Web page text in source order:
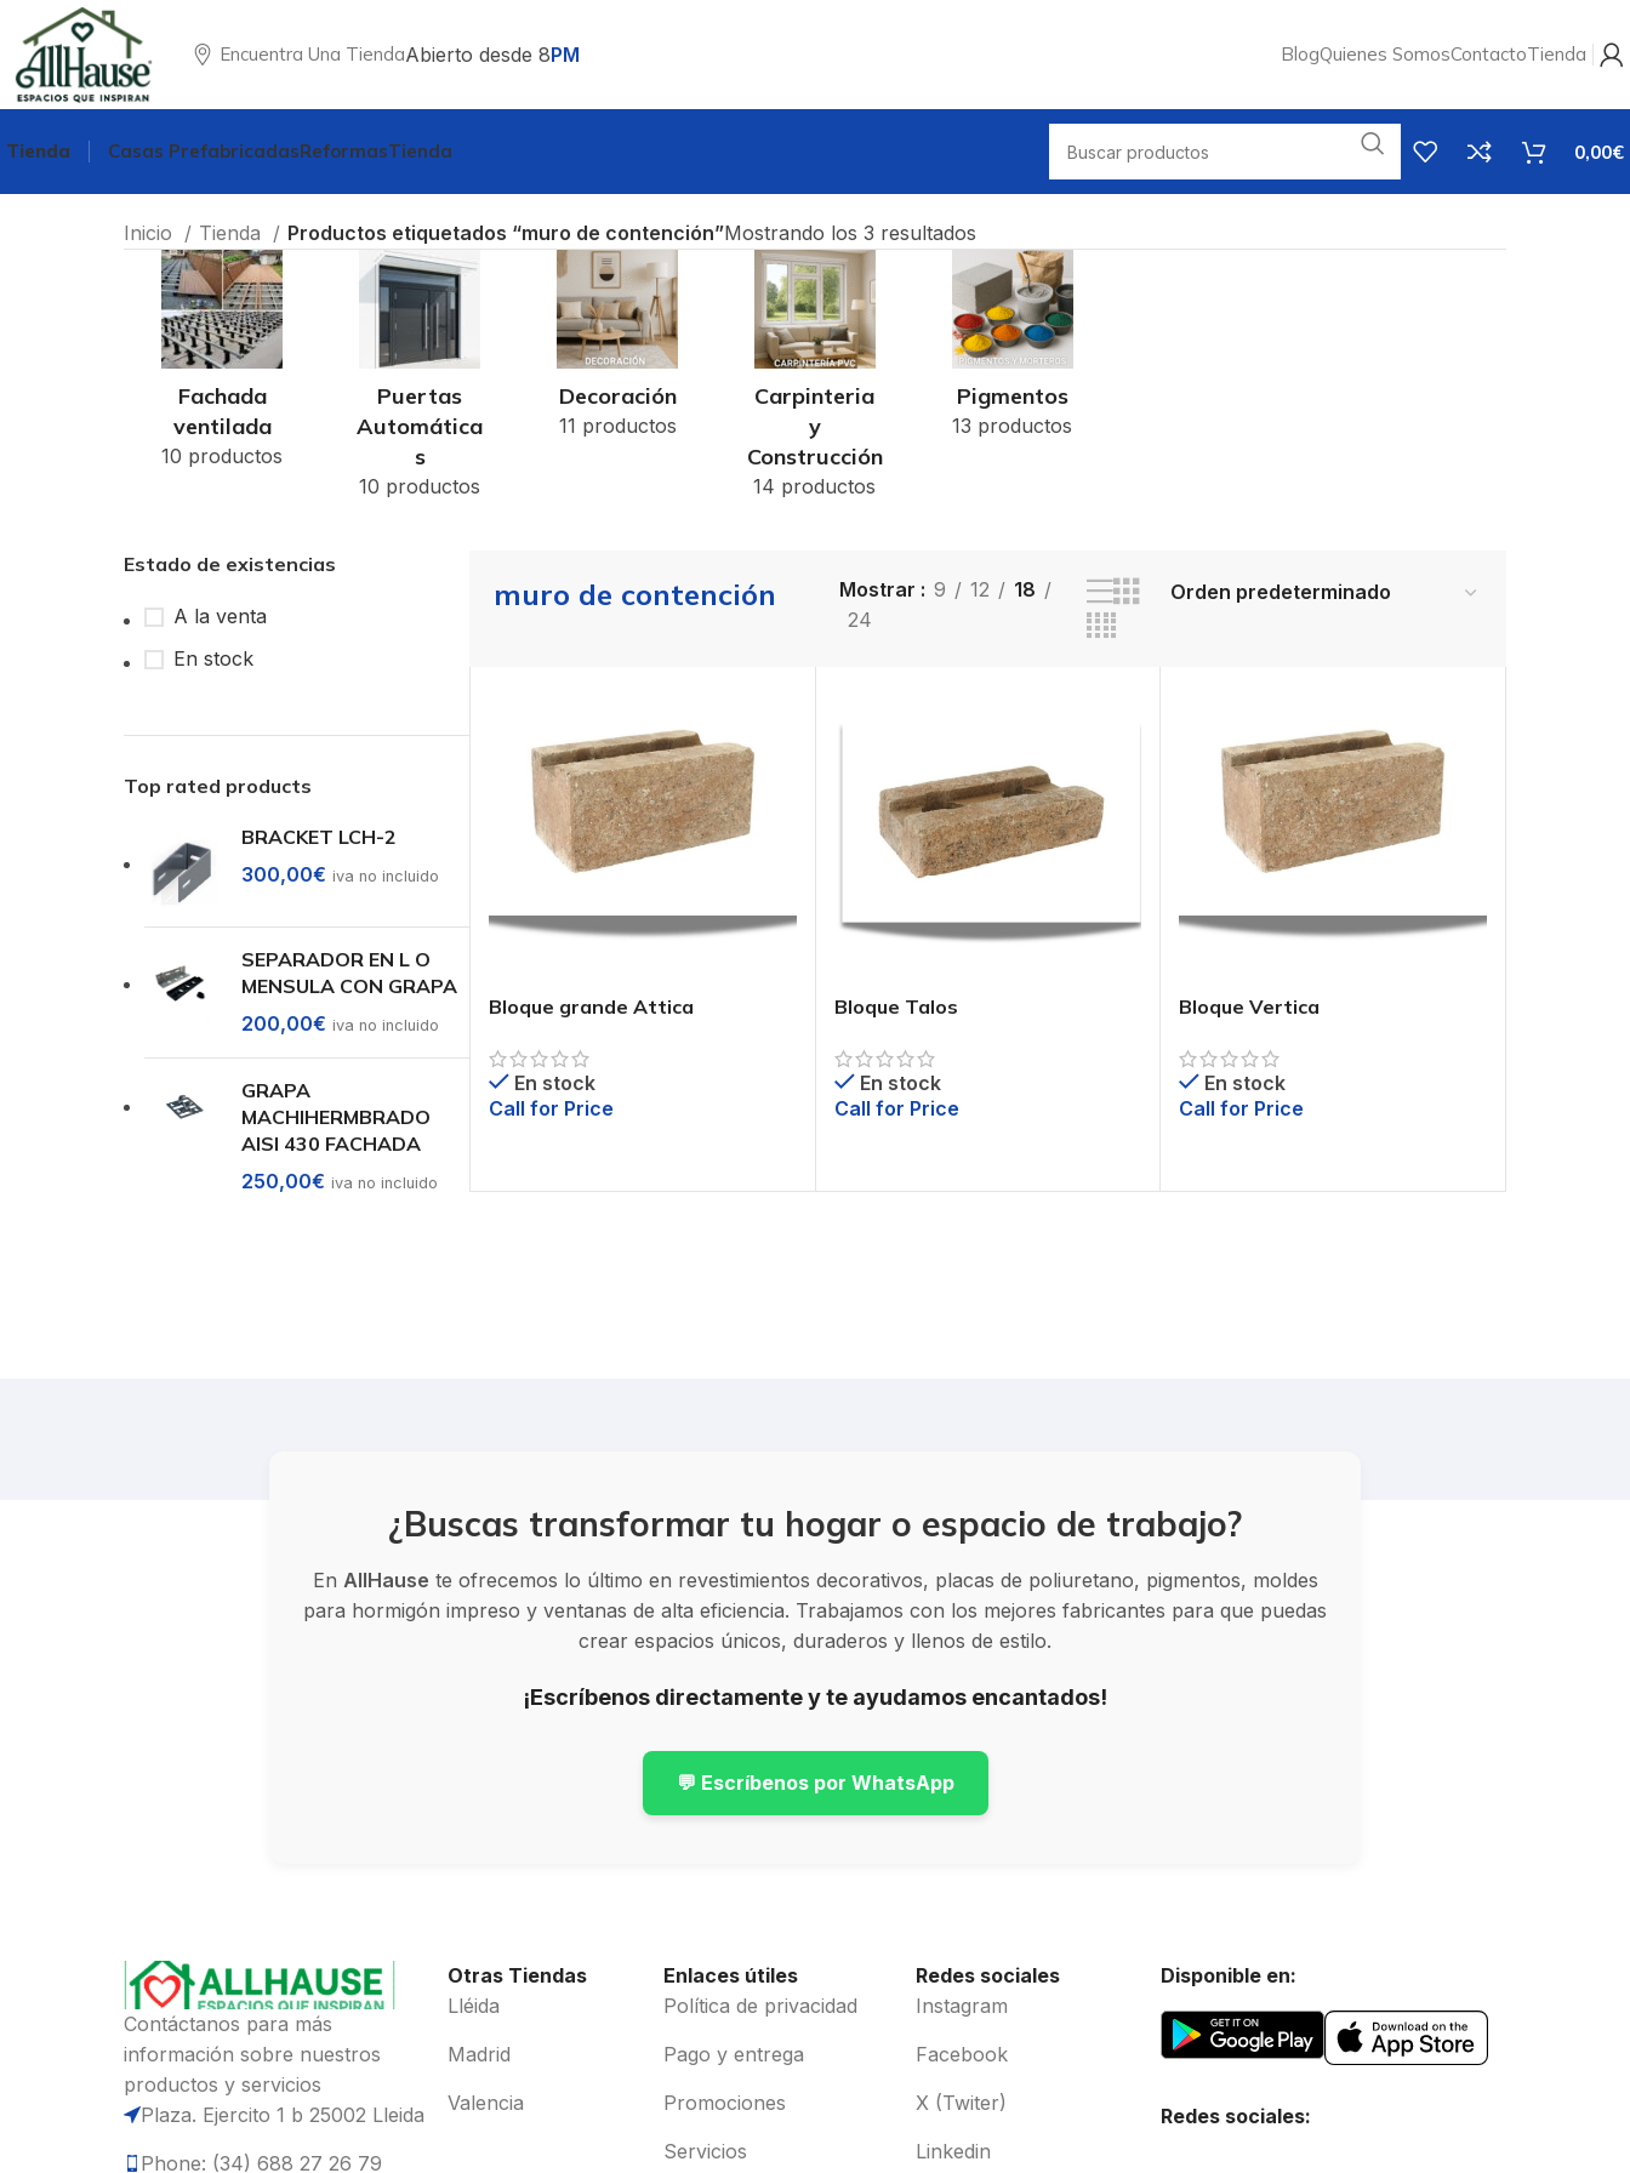
Encuentra Una TiendaAbierto desde 8PM BlogQuienes SomosContactoTienda
Tienda Casas PrefabricadasReformasTienda 0,00€
Inicio Tienda Productos etiquetados “muro de contención”Mostrando los 3 resultados
Fachada
ventilada
10 productos
Puertas
Automática
s
10 productos
Decoración
11 productos
Carpinteria
y
Construcción
14 productos
Pigmentos
13 productos
Estado de existencias
A la venta
En stock
Top rated products
BRACKET LCH-2
300,00€ iva no incluido
SEPARADOR EN L O
MENSULA CON GRAPA
200,00€ iva no incluido
GRAPA
MACHIHERMBRADO
AISI 430 FACHADA
250,00€ iva no incluido
muro de contención Mostrar 9 12
18
24
Bloque grande Attica
En stock
Call for Price
Bloque Talos
En stock
Call for Price
Bloque Vertica
En stock
Call for Price
¿Buscas transformar tu hogar o espacio de trabajo?
En AllHause te ofrecemos lo último en revestimientos decorativos, placas de poliuretano, pigmentos, moldes
para hormigón impreso y ventanas de alta eficiencia. Trabajamos con los mejores fabricantes para que puedas
crear espacios únicos, duraderos y llenos de estilo.
¡Escríbenos directamente y te ayudamos encantados!
💬 Escríbenos por WhatsApp
Contáctanos para más
información sobre nuestros
productos y servicios
Plaza. Ejercito 1 b 25002 Lleida
Phone: (34) 688 27 26 79
Otras Tiendas
Lléida
Madrid
Valencia
Enlaces útiles
Política de privacidad
Pago y entrega
Promociones
Servicios
Redes sociales
Instagram
Facebook
X (Twiter)
Linkedin
Disponible en:
Redes sociales: